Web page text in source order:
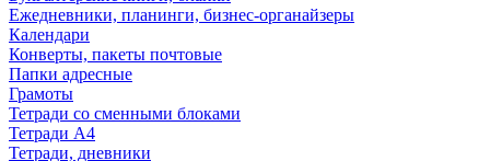
Ежедневники, планинги, бизнес-органайзеры
Календари
Конверты, пакеты почтовые
Папки адресные
Грамоты
Тетради со сменными блоками
Тетради А4
Тетради, дневники